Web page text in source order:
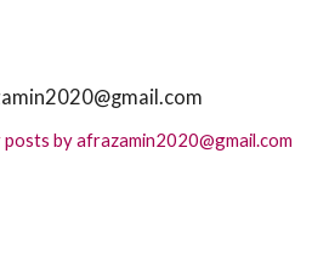
by afrazamin2020@gmail.com